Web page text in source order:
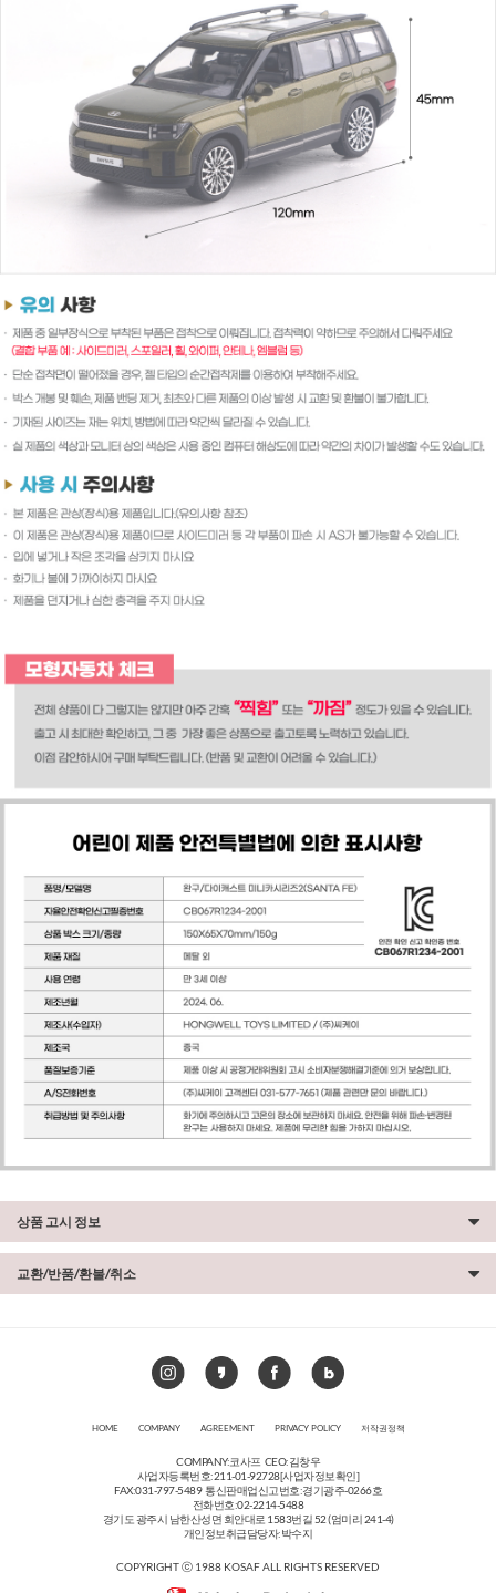
상품 고시 정보
교환/반품/환불/취소
HOME COMPANY AGREEMENT PRIVACY POLICY 저작권정책
COMPANY:코사프 CEO:김창우
사업자등록번호:211-01-92728[사업자정보확인]
FAX:031-797-5489 통신판매업신고번호:경기광주-0266호
전화번호:02-2214-5488
경기도 광주시 남한산성면 회안대로 1583번길 52 (엄미리 241-4)
개인정보취급담당자:박수지
COPYRIGHT ⓒ 1988 KOSAF ALL RIGHTS RESERVED